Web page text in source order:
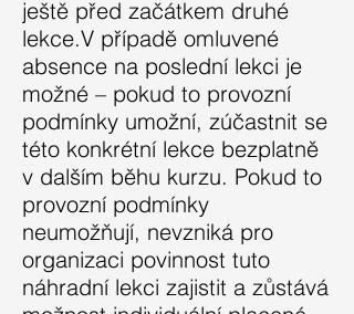
ještě před začátkem druhé
lekce.V případě omluvené
absence na poslední lekci je
možné – pokud to provozní
podmínky umožní, zúčastnit se
této konkrétní lekce bezplatně
v dalším běhu kurzu. Pokud to
provozní podmínky
neumožňují, nevzniká pro
organizaci povinnost tuto
náhradní lekci zajistit a zůstává